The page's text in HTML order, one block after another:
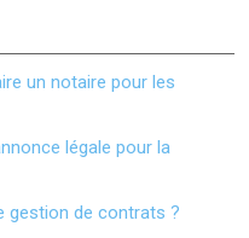
un notaire pour les
légale pour la
gestion de contrats ?